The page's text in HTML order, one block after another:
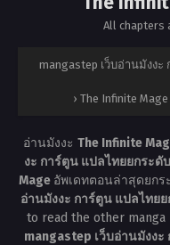
All chapters
mangastep เว็บอ่านมังง
› The Infinite Mage
อ่านมังงะ The Infinite
งะ การ์ตูน แปลไทยยกระ
Mage อัพเดทตอนล่าสุดยก
อ่านมังงะ การ์ตูน แปลไทย
to read the other
mangastep เว็บอ่านมังง